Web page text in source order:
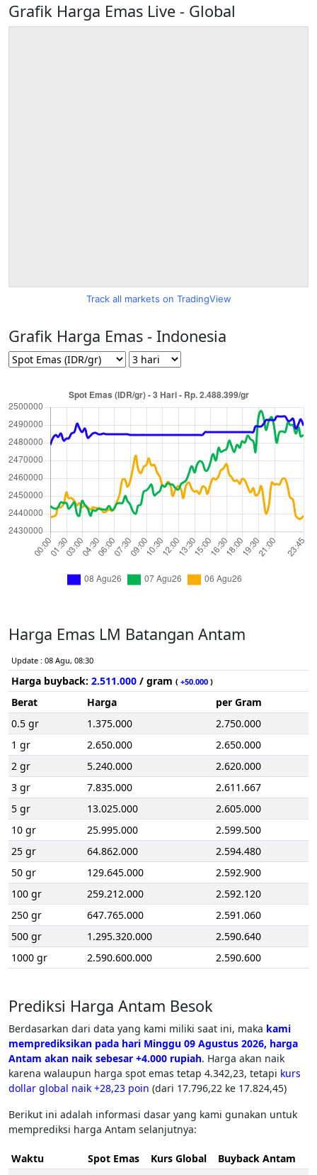
Grafik Harga Emas Live - Global
Track all markets on TradingView
Grafik Harga Emas - Indonesia
Harga Emas LM Batangan Antam
Update : 08 Agu, 08:30
Harga buyback: 2.511.000 / gram ( +50.000 )
Berat Harga
per Gram
0.5 gr
1.375.000
2.750.000
1 gr
2.650.000
2.650.000
2 gr
5.240.000
2.620.000
3 gr
7.835.000
2.611.667
5 gr
13.025.000
2.605.000
10 gr
25.995.000
2.599.500
25 gr
64.862.000
2.594.480
50 gr
129.645.000
2.592.900
100 gr
259.212.000
2.592.120
250 gr
647.765.000
2.591.060
500 gr
1.295.320.000
2.590.640
1000 gr
2.590.600.000 2.590.600
Prediksi Harga Antam Besok
Berdasarkan dari data yang kami miliki saat ini, maka kami
memprediksikan pada hari Minggu 09 Agustus 2026, harga
Antam akan naik sebesar +4.000 rupiah. Harga akan naik
karena walaupun harga spot emas tetap 4.342,23, tetapi kurs
dollar global naik +28,23 poin (dari 17.796,22 ke 17.824,45)
Berikut ini adalah informasi dasar yang kami gunakan untuk
memprediksi harga Antam selanjutnya:
Waktu Spot Emas Kurs Global
Buyback Antam